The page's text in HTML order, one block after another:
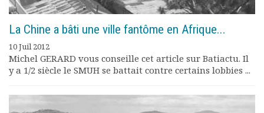
La Chine a bâti une ville fantôme en Afrique...
10 Juil 2012
Michel GERARD vous conseille cet article sur Batiactu. Il
y a 1/2 siècle le SMUH se battait contre certains lobbies ...